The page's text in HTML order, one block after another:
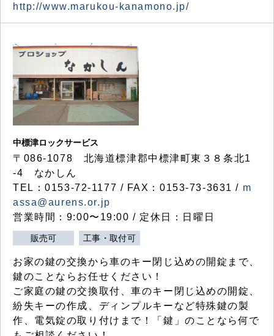
http://www.marukou-kanamono.jp/
中標津ロックサービス
〒086-1078 北海道標津郡中標津町東３８条北1
-4 なかしん
TEL：0153-72-1177 / FAX：0153-73-3631 / m
assa@aurens.or.jp
営業時間：9:00〜19:00 / 定休日：日曜日
販売可 工事・取付可
お家の鍵の交換から車のキー閉じ込めの開錠まで、
鍵のことならお任せください！
ご家庭の鍵の交換取付、車のキー閉じ込めの開錠、
紛失キーの作成、ディンプルキーなど特殊鍵の製
作、電気錠の取り付けまで！「鍵」のことなら何で